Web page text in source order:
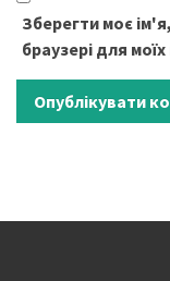
Зберегти моє
браузері для